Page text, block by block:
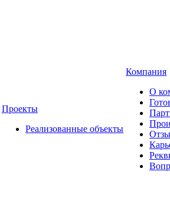
Проекты
Реализованные объекты
Компания
О